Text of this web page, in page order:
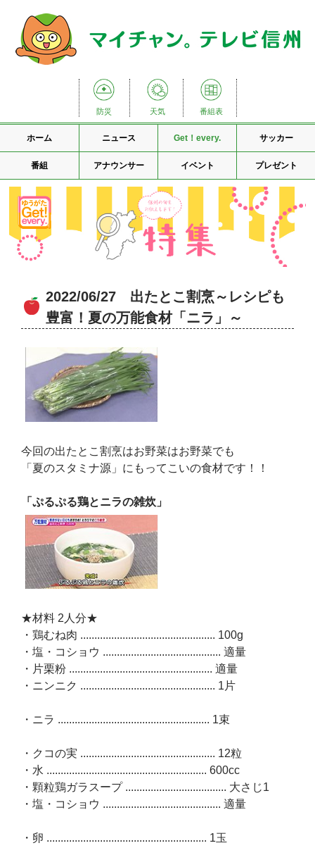
防災 天気 番組表
ホーム ニュース Get！every. サッカー
番組 アナウンサー イベント プレゼント
2022/06/27 出たとこ割烹～レシピも
豊富！夏の万能食材「ニラ」～
今回の出たとこ割烹はお野菜はお野菜でも
「夏のスタミナ源」にもってこいの食材です！！
「ぷるぷる鶏とニラの雑炊」
★材料 2人分★
・鶏むね肉 ................................................ 100g
・塩・コショウ .......................................... 適量
・片栗粉 ................................................... 適量
・ニンニク ................................................ 1片
・ニラ ...................................................... 1束
・クコの実 ................................................ 12粒
・水 ......................................................... 600cc
・顆粒鶏ガラスープ .................................... 大さじ1
・塩・コショウ .......................................... 適量
・卵 ......................................................... 1玉